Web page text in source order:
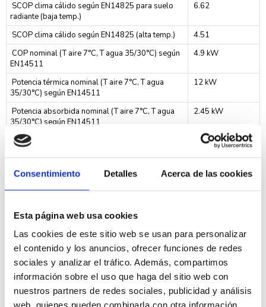
Consentimiento Detalles Acerca de las cookies
Esta página web usa cookies
Las cookies de este sitio web se usan para personalizar
el contenido y los anuncios, ofrecer funciones de redes
sociales y analizar el tráfico. Además, compartimos
información sobre el uso que haga del sitio web con
nuestros partners de redes sociales, publicidad y análisis
SCOP clima cálido según EN14825 para suelo
radiante (baja temp.)
6.62
SCOP clima cálido según EN14825 (alta temp.)
4.51
COP nominal (T aire 7°C, T agua 35/30°C) según
EN14511
4.9 kW
Potencia térmica nominal (T aire 7°C, T agua
35/30°C) según EN14511
12 kW
Potencia absorbida nominal (T aire 7°C, T agua
35/30°C) según EN14511
2.45 kW
Potencia máxima absorbida con bomba de calor
2.25
Potencia máxima absorbida con bomba de calor
(resist. apoyo op.) Trifásica
5.1
Volumen mínimo de agua en la instalación
60 litros
Rendimiento Bomba de Calor en Refrigeración
Potencia térmica máxima en refrigeración (T aire
35°C, T agua 18/23°C)
13.30 kW